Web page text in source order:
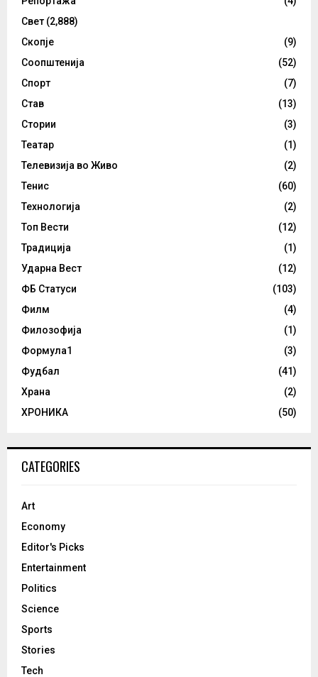
Свет (2,888)
Скопје
(9)
Соопштенија
(52)
Спорт
(7)
Став
(13)
Стории
(3)
Театар
(1)
Телевизија во Живо
(2)
Тенис
(60)
Технологија
(2)
Топ Вести
(12)
Традиција
(1)
Ударна Вест
(12)
ФБ Статуси
(103)
Филм
(4)
Филозофија
(1)
Формула1
(3)
Фудбал
(41)
Храна
(2)
ХРОНИКА
(50)
CATEGORIES
Art
Economy
Editor's Picks
Entertainment
Politics
Science
Sports
Stories
Tech